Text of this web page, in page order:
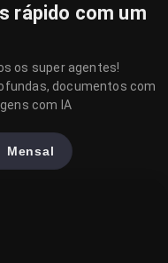
rápido com um
os super agentes!
documentos com
com IA
Mensal